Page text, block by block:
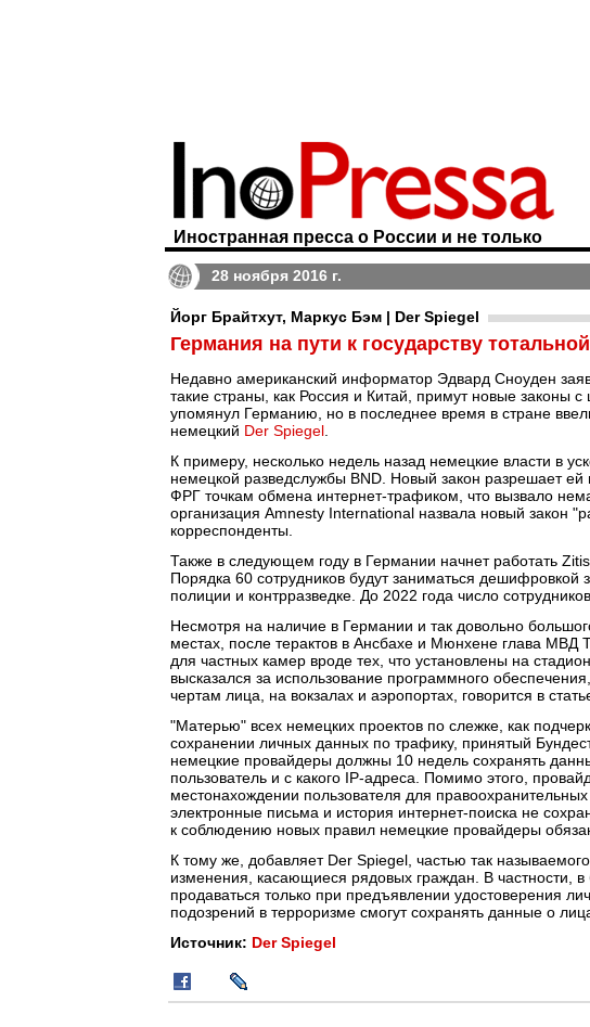
Иностранная пресса о России и не только
28 ноября 2016 г.
Йорг Брайтхут, Маркус Бэм | Der Spiegel
Германия на пути к государству
Недавно американский информатор Эдвард Сноуден
такие страны, как Россия и Китай, примут новые законы
упомянул Германию, но в последнее время в стране
немецкий Der Spiegel
К примеру, несколько недель назад немецкие власти в
немецкой разведслужбы BND. Новый закон разрешает
ФРГ точкам обмена интернет-трафиком, что вызвало
организация Amnesty International назвала новый закон
корреспонденты.
Также в следующем году в Германии начнет работать
Порядка 60 сотрудников будут заниматься
полиции и контрразведке. До 2022 года число
Несмотря на наличие в Германии и так довольно
местах, после терактов в Ансбахе и Мюнхене глава МВД
для частных камер вроде тех, что установлены на
высказался за использование программного
чертам лица, на вокзалах и аэропортах, говорится в
"Матерью" всех немецких проектов по слежке, как
сохранении личных данных по трафику, принятый
немецкие провайдеры должны 10 недель сохранять
пользователь и с какого IP-адреса. Помимо этого,
местонахождении пользователя для
электронные письма и история интернет-поиска не
к соблюдению новых правил немецкие провайдеры
К тому же, добавляет Der Spiegel, частью так
изменения, касающиеся рядовых граждан. В частности,
продаваться только при предъявлении удостоверения
подозрений в терроризме смогут сохранять данные о
Источник: Der Spiegel